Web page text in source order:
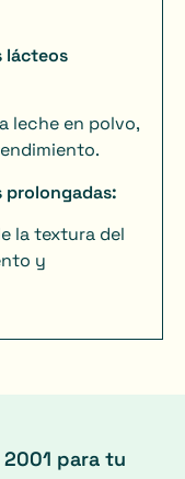
lácteos
leche en polvo,
prolongadas:
la textura del
y
2001 para tu